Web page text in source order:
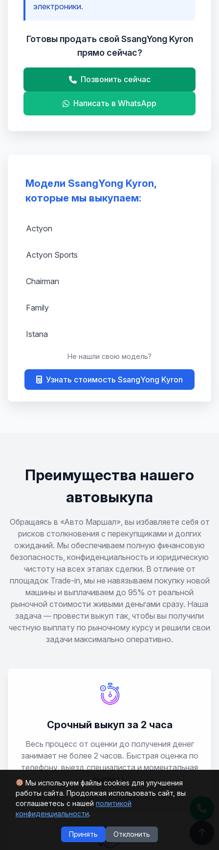
Мы используем файлы cookies для улучшения
работы сайта. Продолжая использовать сайт, вы
соглашаетесь с нашей политикой
конфиденциальности.
Принять Отклонить
Модели SsangYong Kyron,
которые мы выкупаем:
Actyon
Actyon Sports
Chairman
Family
Istana
Korando
Rexton Sports
Rodius
Tager
Не нашли свою модель?
Узнать стоимость SsangYong Kyron
электроники.
Готовы продать свой SsangYong Kyron
прямо сейчас?
Позвонить сейчас
Написать в WhatsApp
Преимущества нашего
автовыкупа
Обращаясь в «Авто Маршал», вы избавляете себя от
рисков столкновения с перекупщиками и долгих
ожиданий. Мы обеспечиваем полную финансовую
безопасность, конфиденциальность и юридическую
чистоту на всех этапах сделки. В отличие от
площадок Trade-in, мы не навязываем покупку новой
машины и выплачиваем до 95% от реальной
рыночной стоимости живыми деньгами сразу. Наша
задача — провести выкуп так, чтобы вы получили
честную выплату по рыночному курсу и решили свои
задачи максимально оперативно.
Срочный выкуп за 2 часа
Весь процесс от оценки до получения денег
занимает не более 2 часов. Быстрая оценка по
телефону, выезд специалиста и моментальная
выплата.